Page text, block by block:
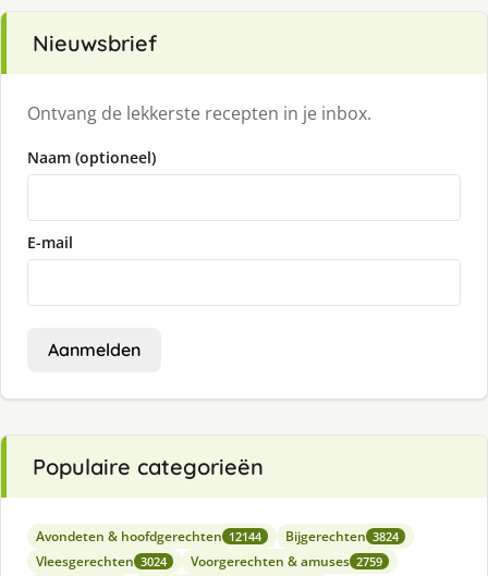
Nieuwsbrief
Ontvang de lekkerste recepten in je inbox.
Naam (optioneel)
E-mail
Aanmelden
Populaire categorieën
Avondeten & hoofdgerechten 12144 Bijgerechten 3824
Vleesgerechten 3024 Voorgerechten & amuses 2759